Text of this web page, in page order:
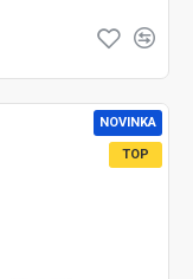
NOVINKA
TOP